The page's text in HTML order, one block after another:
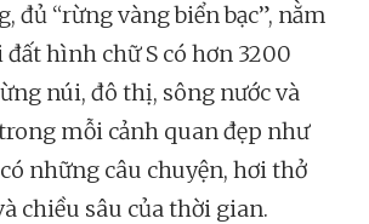
đủ “rừng vàng biển bạc”, nằm
hình chữ S có hơn 3200
núi, đô thị, sông nước và
mỗi cảnh quan đẹp như
những câu chuyện, hơi thở
chiều sâu của thời gian.